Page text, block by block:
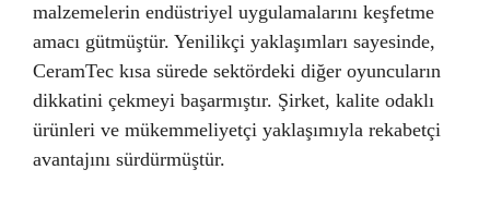
malzemelerin endüstriyel uygulamalarını keşfetme
amacı gütmüştür. Yenilikçi yaklaşımları sayesinde,
CeramTec kısa sürede sektördeki diğer oyuncuların
dikkatini çekmeyi başarmıştır. Şirket, kalite odaklı
ürünleri ve mükemmeliyetçi yaklaşımıyla rekabetçi
avantajını sürdürmüştür.